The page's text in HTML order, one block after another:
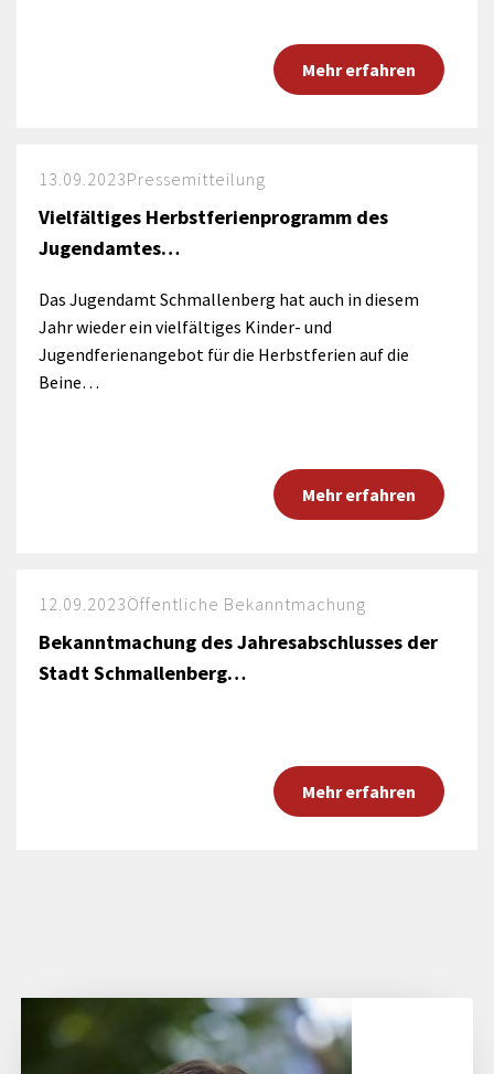
Mehr erfahren
13.09.2023Pressemitteilung
Vielfältiges Herbstferienprogramm des
Jugendamtes…
Das Jugendamt Schmallenberg hat auch in diesem
Jahr wieder ein vielfältiges Kinder- und
Jugendferienangebot für die Herbstferien auf die
Beine…
Mehr erfahren
12.09.2023Öffentliche Bekanntmachung
Bekanntmachung des Jahresabschlusses der
Stadt Schmallenberg…
Mehr erfahren